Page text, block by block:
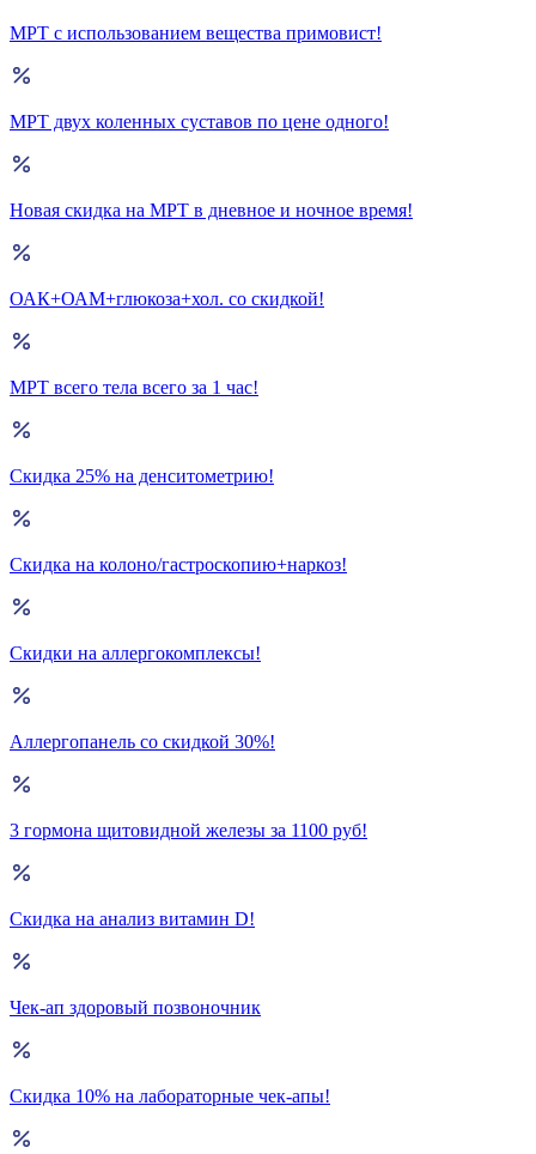
МРТ с использованием вещества примовист!
МРТ двух коленных суставов по цене одного!
Новая скидка на МРТ в дневное и ночное время!
ОАК+ОАМ+глюкоза+хол. со скидкой!
МРТ всего тела всего за 1 час!
Скидка 25% на денситометрию!
Скидка на колоно/гастроскопию+наркоз!
Скидки на аллергокомплексы!
Аллергопанель со скидкой 30%!
3 гормона щитовидной железы за 1100 руб!
Скидка на анализ витамин D!
Чек-ап здоровый позвоночник
Скидка 10% на лабораторные чек-апы!